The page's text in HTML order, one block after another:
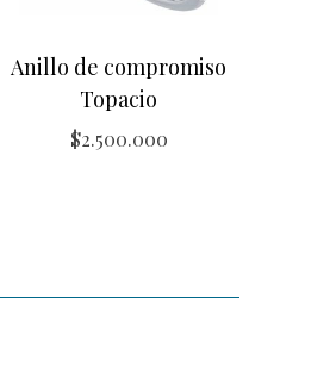
Anillo de compromiso
Topacio
$2.500.000